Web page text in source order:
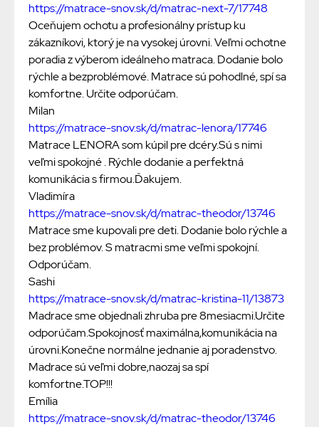
https://matrace-snov.sk/d/matrac-next-7/17748
Oceňujem ochotu a profesionálny prístup ku
zákazníkovi, ktorý je na vysokej úrovni. Veľmi ochotne
poradia z výberom ideálneho matraca. Dodanie bolo
rýchle a bezproblémové. Matrace sú pohodlné, spí sa
komfortne. Určite odporúčam.
Milan
https://matrace-snov.sk/d/matrac-lenora/17746
Matrace LENORA som kúpil pre dcéry.Sú s nimi
veľmi spokojné . Rýchle dodanie a perfektná
komunikácia s firmou.Ďakujem.
Vladimíra
https://matrace-snov.sk/d/matrac-theodor/13746
Matrace sme kupovali pre deti. Dodanie bolo rýchle a
bez problémov. S matracmi sme veľmi spokojní.
Odporúčam.
Sashi
https://matrace-snov.sk/d/matrac-kristina-11/13873
Madrace sme objednali zhruba pre 8mesiacmi.Určite
odporúčam.Spokojnosť maximálna,komunikácia na
úrovni.Konečne normálne jednanie aj poradenstvo.
Madrace sú veľmi dobre,naozaj sa spí
komfortne.TOP!!!
Emília
https://matrace-snov.sk/d/matrac-theodor/13746